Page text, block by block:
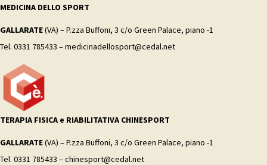
MEDICINA DELLO SPORT
GALLARATE(VA) – P.zza Buffoni, 3 c/o Green Palace, piano -1
Tel. 0331 785433 – medicinadellosport@cedal.net
TERAPIA FISICA e RIABILITATIVA CHINESPORT
GALLARATE(VA) – P.zza Buffoni, 3 c/o Green Palace, piano -1
Tel. 0331 785433 – chinesport@cedal.net